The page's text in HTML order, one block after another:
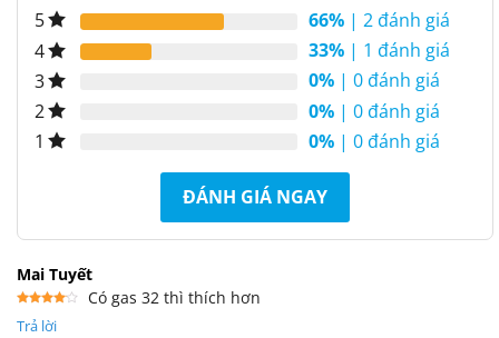
5 66% | 2 đánh giá
4
33% | 1 đánh giá
3
0% | 0 đánh giá
2
0% | 0 đánh giá
1
0% | 0 đánh giá
ĐÁNH GIÁ NGAY
Mai Tuyết
xếp
Có gas 32 thì thích hơn
Trả lời